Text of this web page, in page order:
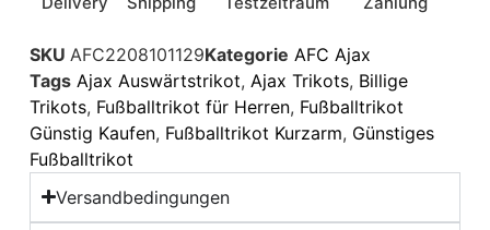
SKU AFC2208101129Kategorie AFC Ajax
Tags Ajax Auswärtstrikot, Ajax Trikots, Billige
Trikots, Fußballtrikot für Herren, Fußballtrikot
Günstig Kaufen, Fußballtrikot Kurzarm, Günstiges
Fußballtrikot
Versandbedingungen